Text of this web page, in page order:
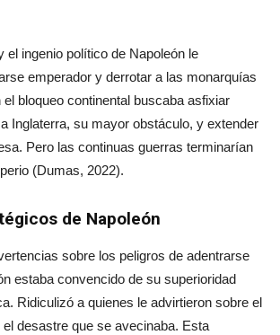
el ingenio político de Napoleón le
emperador y derrotar a las monarquías
bloqueo continental buscaba asfixiar
Inglaterra, su mayor obstáculo, y extender
Pero las continuas guerras terminarían
(Dumas, 2022).
de Napoleón
sobre los peligros de adentrarse
estaba convencido de su superioridad
Ridiculizó a quienes le advirtieron sobre el
desastre que se avecinaba. Esta